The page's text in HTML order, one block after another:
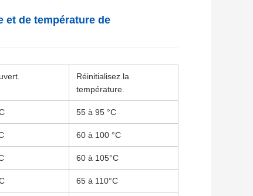
et de température de
Réinitialisez la
température.
55 à 95 °C
60 à 100 °C
60 à 105°C
65 à 110°C